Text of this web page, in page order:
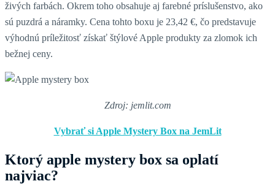
živých farbách. Okrem toho obsahuje aj farebné príslušenstvo, ako
sú puzdrá a náramky. Cena tohto boxu je 23,42 €, čo predstavuje
výhodnú príležitosť získať štýlové Apple produkty za zlomok ich
bežnej ceny. ​
Zdroj: jemlit.com
Vybrať si Apple Mystery Box na JemLit
Ktorý apple mystery box sa oplatí
najviac?